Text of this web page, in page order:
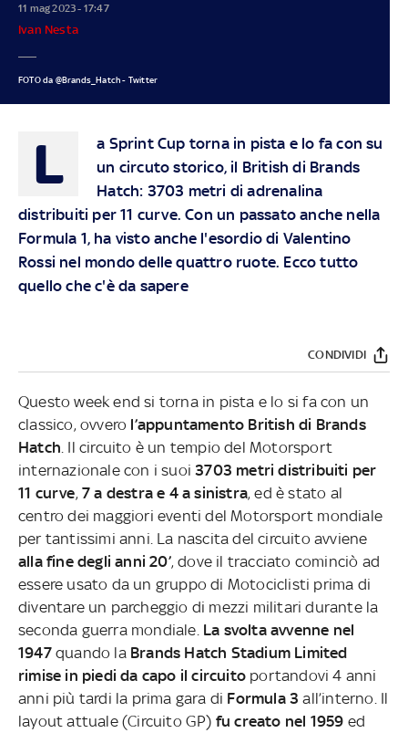
11 mag 2023 - 17:47
Ivan Nesta
FOTO da @Brands_Hatch - Twitter
L
a Sprint Cup torna in pista e lo fa con su
un circuto storico, il British di Brands
Hatch: 3703 metri di adrenalina
distribuiti per 11 curve. Con un passato anche nella
Formula 1, ha visto anche l'esordio di Valentino
Rossi nel mondo delle quattro ruote. Ecco tutto
quello che c'è da sapere
CONDIVIDI
Questo week end si torna in pista e lo si fa con un
classico, ovvero l’appuntamento British di Brands
Hatch . Il circuito è un tempio del Motorsport
internazionale con i suoi3703 metri distribuiti per
11 curve, 7 a destra e 4 a sinistra, ed è stato al
centro dei maggiori eventi del Motorsport mondiale
per tantissimi anni. La nascita del circuito avviene
alla fine degli anni 20’, dove il tracciato cominciò ad
essere usato da un gruppo di Motociclisti prima di
diventare un parcheggio di mezzi militari durante la
seconda guerra mondiale. La svolta avvenne nel
1947quando la Brands Hatch Stadium Limited
rimise in piedi da capo il circuito portandovi 4 anni
anni più tardi la prima gara di Formula 3 all’interno. Il
layout attuale (Circuito GP) fu creato nel 1959 ed